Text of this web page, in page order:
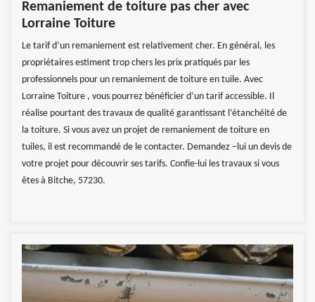
Remaniement de toiture pas cher avec
Lorraine Toiture
Le tarif d’un remaniement est relativement cher. En général, les
propriétaires estiment trop chers les prix pratiqués par les
professionnels pour un remaniement de toiture en tuile. Avec
Lorraine Toiture , vous pourrez bénéficier d’un tarif accessible. Il
réalise pourtant des travaux de qualité garantissant l’étanchéité de
la toiture. Si vous avez un projet de remaniement de toiture en
tuiles, il est recommandé de le contacter. Demandez –lui un devis de
votre projet pour découvrir ses tarifs. Confie-lui les travaux si vous
êtes à Bitche, 57230.